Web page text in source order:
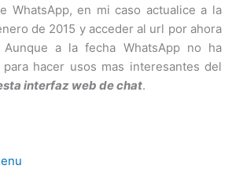
WhatsApp, en mi caso actualice a la
de 2015 y acceder al url por ahora
a la fecha WhatsApp no ha
hacer usos mas interesantes del
interfaz web de chat.